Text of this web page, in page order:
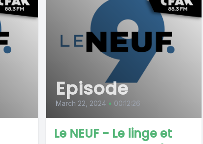
Episode
March 22, 2024 • 00:12:26
Le NEUF - Le linge et